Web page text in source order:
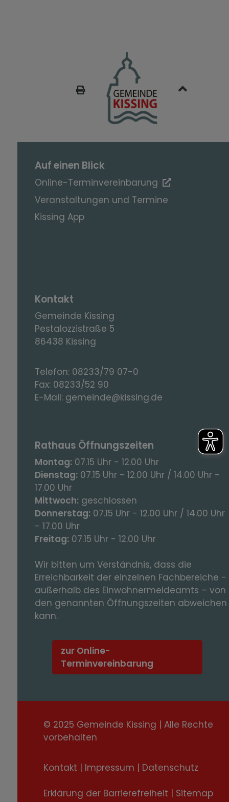
Auf einen Blick
Online-Terminvereinbarung
Veranstaltungen und Termine
Kissing App
Kontakt
Gemeinde Kissing
Pestalozzistraße 5
86438 Kissing
Telefon: 08233/79 07-0
Fax: 08233/52 90
E-Mail: gemeinde@kissing.de
Rathaus Öffnungszeiten
Montag: 07.15 Uhr - 12.00 Uhr
Dienstag: 07.15 Uhr - 12.00 Uhr / 14.00 Uhr -
17.00 Uhr
Mittwoch: geschlossen
Donnerstag: 07.15 Uhr - 12.00 Uhr / 14.00 Uhr
- 17.00 Uhr
Freitag: 07.15 Uhr - 12.00 Uhr
Wir bitten um Verständnis, dass die
Erreichbarkeit der einzelnen Fachbereiche -
außerhalb des Einwohnermeldeamts – von
den genannten Öffnungszeiten abweichen
kann.
zur Online-
Terminvereinbarung
© 2025 Gemeinde Kissing | Alle Rechte
vorbehalten
Kontakt | Impressum | Datenschutz
Erklärung der Barrierefreiheit | Sitemap